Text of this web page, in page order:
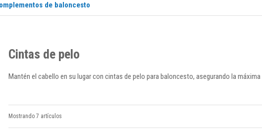
de baloncesto
Cintas de pelo
Mantén el cabello en su lugar con cintas de pelo para baloncesto, asegurando la
Mostrando 7 artículos